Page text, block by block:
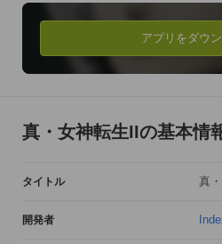
プレイヤーはかつて「東京」と呼
主人公としてゲームを進めていき
ラクターは、「LAW(ロウ)」や「
性を持っています。各属性の主張
ーを進める中でプレイヤーは様々
選択肢や行動などにより主人公の
分の選択によって何が起き、どの
アプリをダウ
真・女神転生IIの基本情
タイトル 真
開発者